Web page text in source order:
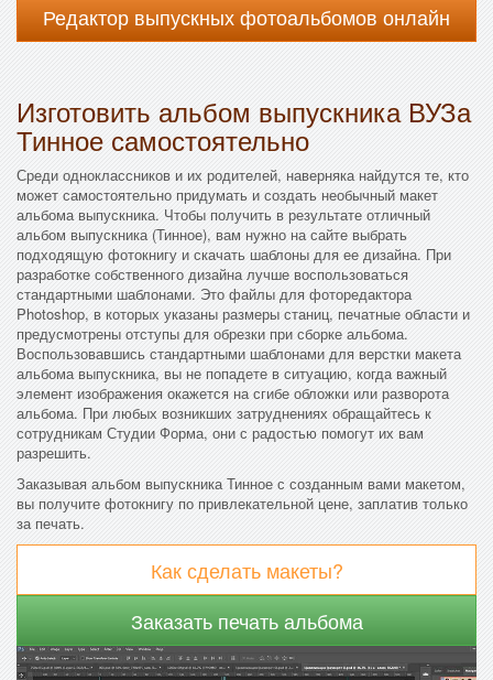
Редактор выпускных фотоальбомов онлайн
Изготовить альбом выпускника ВУЗа
Тинное самостоятельно
Среди одноклассников и их родителей, наверняка найдутся те, кто
может самостоятельно придумать и создать необычный макет
альбома выпускника. Чтобы получить в результате отличный
альбом выпускника (Тинное), вам нужно на сайте выбрать
подходящую фотокнигу и скачать шаблоны для ее дизайна. При
разработке собственного дизайна лучше воспользоваться
стандартными шаблонами. Это файлы для фоторедактора
Photoshop, в которых указаны размеры станиц, печатные области и
предусмотрены отступы для обрезки при сборке альбома.
Воспользовавшись стандартными шаблонами для верстки макета
альбома выпускника, вы не попадете в ситуацию, когда важный
элемент изображения окажется на сгибе обложки или разворота
альбома. При любых возникших затруднениях обращайтесь к
сотрудникам Студии Форма, они с радостью помогут их вам
разрешить.
Заказывая альбом выпускника Тинное с созданным вами макетом,
вы получите фотокнигу по привлекательной цене, заплатив только
за печать.
Как сделать макеты?
Заказать печать альбома